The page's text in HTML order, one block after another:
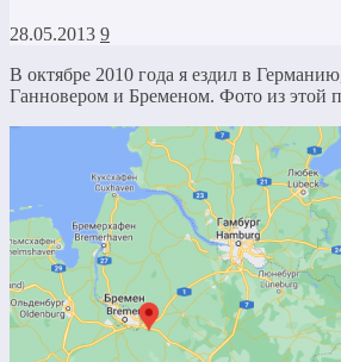
28.05.2013 9
В октябре 2010 года я ездил в
Ганновером и Бременом. Фото из этой